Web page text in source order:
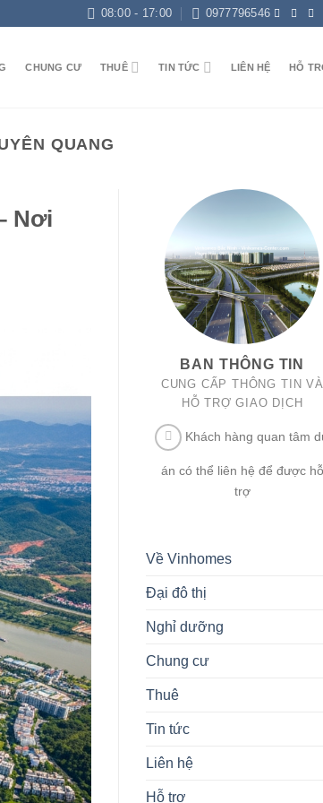
08:00 - 17:00 0977796546
CHUNG CƯ THUÊ TIN TỨC LIÊN HỆ HỖ
QUANG
Nơi
BAN THÔNG TIN
CUNG CẤP THÔNG TIN VÀ
HỖ TRỢ GIAO DỊCH
Khách hàng quan tâm
án có thể liên hệ để được hỗ
trợ
Về Vinhomes
Đại đô thị
Nghỉ dưỡng
Chung cư
Thuê
Tin tức
Liên hệ
Hỗ trợ